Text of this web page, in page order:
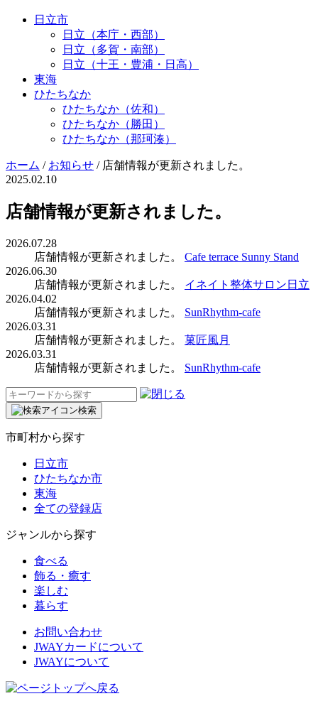
日立市
日立（本庁・西部）
日立（多賀・南部）
日立（十王・豊浦・日高）
東海
ひたちなか
ひたちなか（佐和）
ひたちなか（勝田）
ひたちなか（那珂湊）
ホーム / お知らせ / 店舗情報が更新されました。
2025.02.10
店舗情報が更新されました。
2026.07.28
店舗情報が更新されました。
Cafe terrace Sunny Stand
2026.06.30
店舗情報が更新されました。
イネイト整体サロン日立
2026.04.02
店舗情報が更新されました。
SunRhythm-cafe
2026.03.31
店舗情報が更新されました。
菓匠風月
2026.03.31
店舗情報が更新されました。
SunRhythm-cafe
検
索:
検索
市町村から探す
日立市
ひたちなか市
東海
全ての登録店
ジャンルから探す
食べる
飾る・癒す
楽しむ
暮らす
お問い合わせ
JWAYカードについて
JWAYについて